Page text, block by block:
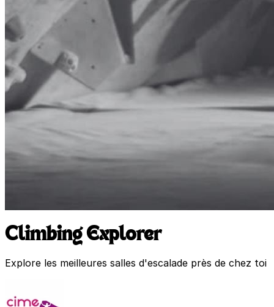
Climbing Explorer
Explore les meilleures salles d'escalade près de chez toi